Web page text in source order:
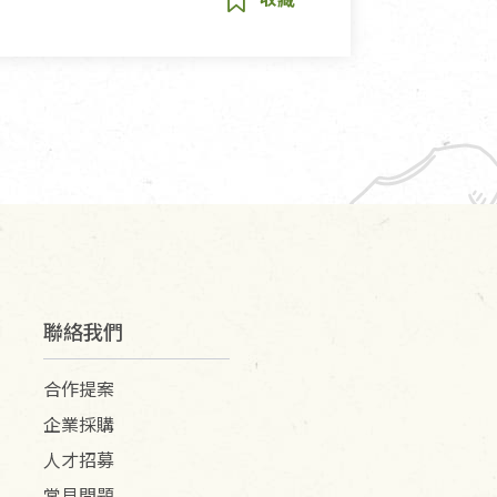
聯絡我們
合作提案
企業採購
人才招募